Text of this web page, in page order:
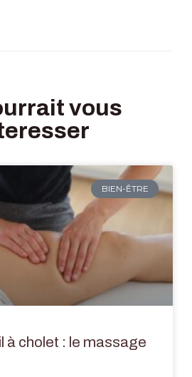
vous
BIEN-ÊTRE
à cholet : le massage